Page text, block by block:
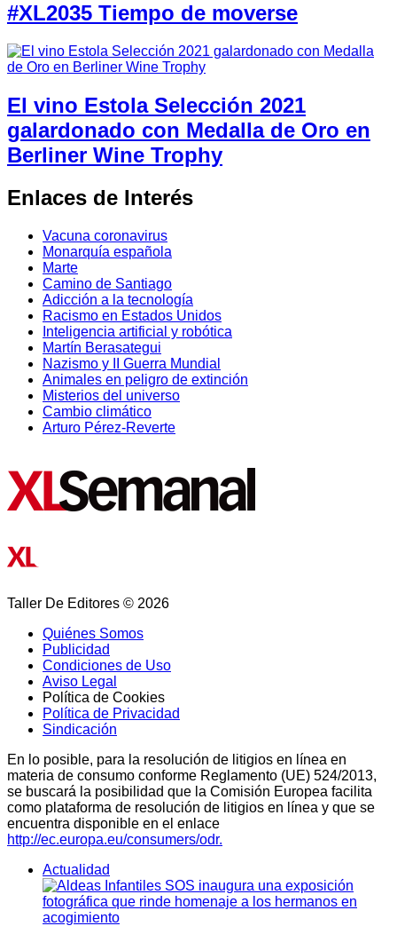
#XL2035 Tiempo de moverse
El vino Estola Selección 2021
galardonado con Medalla de Oro en
Berliner Wine Trophy
Enlaces de Interés
Vacuna coronavirus
Monarquía española
Marte
Camino de Santiago
Adicción a la tecnología
Racismo en Estados Unidos
Inteligencia artificial y robótica
Martín Berasategui
Nazismo y II Guerra Mundial
Animales en peligro de extinción
Misterios del universo
Cambio climático
Arturo Pérez-Reverte
Taller De Editores © 2026
Quiénes Somos
Publicidad
Condiciones de Uso
Aviso Legal
Política de Cookies
Política de Privacidad
Sindicación
En lo posible, para la resolución de litigios en línea en
materia de consumo conforme Reglamento (UE) 524/2013,
se buscará la posibilidad que la Comisión Europea facilita
como plataforma de resolución de litigios en línea y que se
encuentra disponible en el enlace
http://ec.europa.eu/consumers/odr.
Actualidad